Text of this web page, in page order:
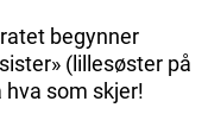
begynner
(lillesøster på
hva som skjer!